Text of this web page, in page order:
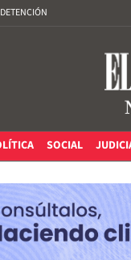
DETENCIÓN
SOCIAL